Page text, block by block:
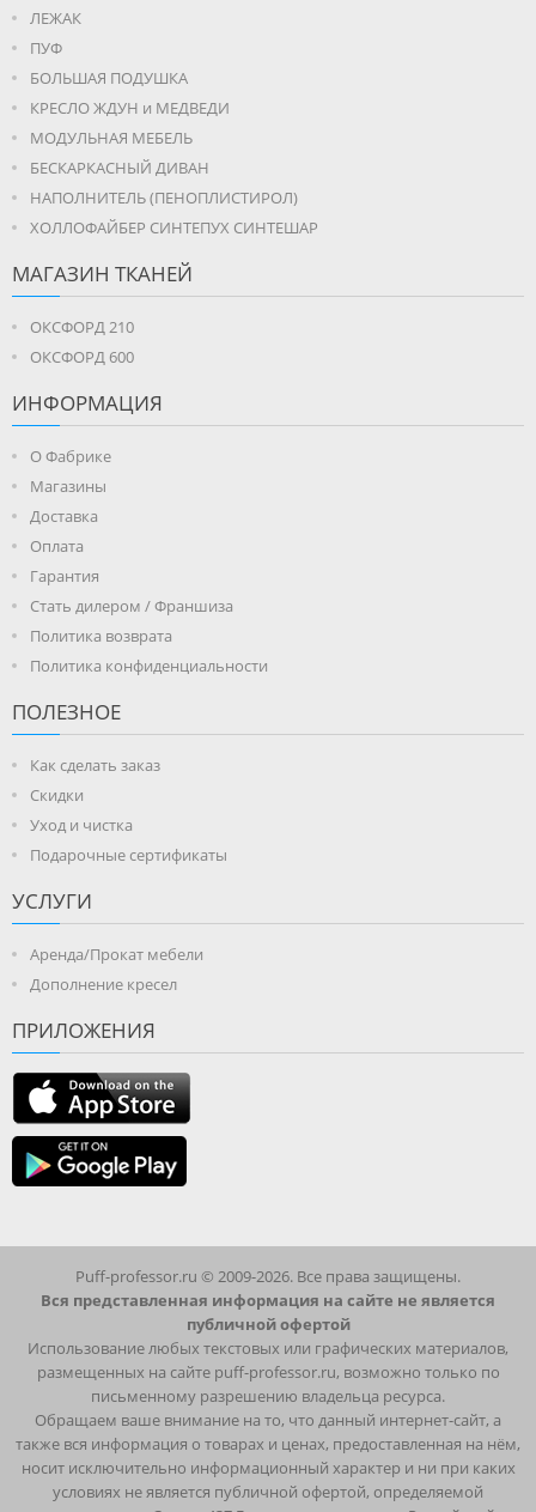
ЛЕЖАК
ПУФ
БОЛЬШАЯ ПОДУШКА
КРЕСЛО ЖДУН и МЕДВЕДИ
МОДУЛЬНАЯ МЕБЕЛЬ
БЕСКАРКАСНЫЙ ДИВАН
НАПОЛНИТЕЛЬ (ПЕНОПЛИСТИРОЛ)
ХОЛЛОФАЙБЕР СИНТЕПУХ СИНТЕШАР
МАГАЗИН ТКАНЕЙ
ОКСФОРД 210
ОКСФОРД 600
ИНФОРМАЦИЯ
О Фабрике
Магазины
Доставка
Оплата
Гарантия
Стать дилером / Франшиза
Политика возврата
Политика конфиденциальности
ПОЛЕЗНОЕ
Как сделать заказ
Скидки
Уход и чистка
Подарочные сертификаты
УСЛУГИ
Аренда/Прокат мебели
Дополнение кресел
ПРИЛОЖЕНИЯ
Puff-professor.ru © 2009-2026. Все права защищены.
Вся представленная информация на сайте не является
публичной офертой
Использование любых текстовых или графических материалов,
размещенных на сайте puff-professor.ru, возможно только по
письменному разрешению владельца ресурса.
Обращаем ваше внимание на то, что данный интернет-сайт, а
также вся информация о товарах и ценах, предоставленная на нём,
носит исключительно информационный характер и ни при каких
условиях не является публичной офертой, определяемой